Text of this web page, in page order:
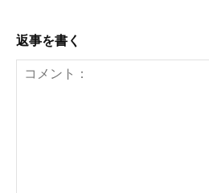
返事を書く